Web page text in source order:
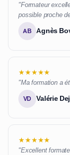
"Formateur
possible proche
AB Agnès
★★★★★
"Ma formation a
VD Valérie
★★★★★
"Excellent